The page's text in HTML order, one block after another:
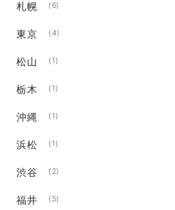
札幌 (6)
東京 (4)
松山 (1)
栃木 (1)
沖縄 (1)
浜松 (1)
渋谷 (2)
福井 (5)